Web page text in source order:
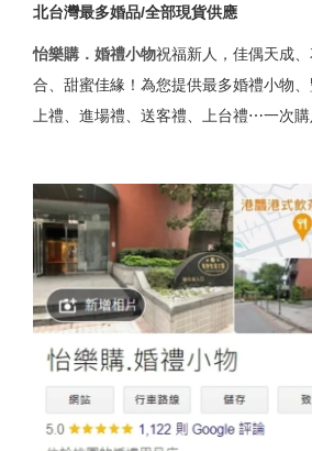
北台灣最多婚品/全部現貨供應
怡樂購．婚禮小物祝福新人，佳偶天成
合、甜蜜佳緣！為您提供最多婚禮小物
上禮、進場禮、送客禮、上台禮⋯一次